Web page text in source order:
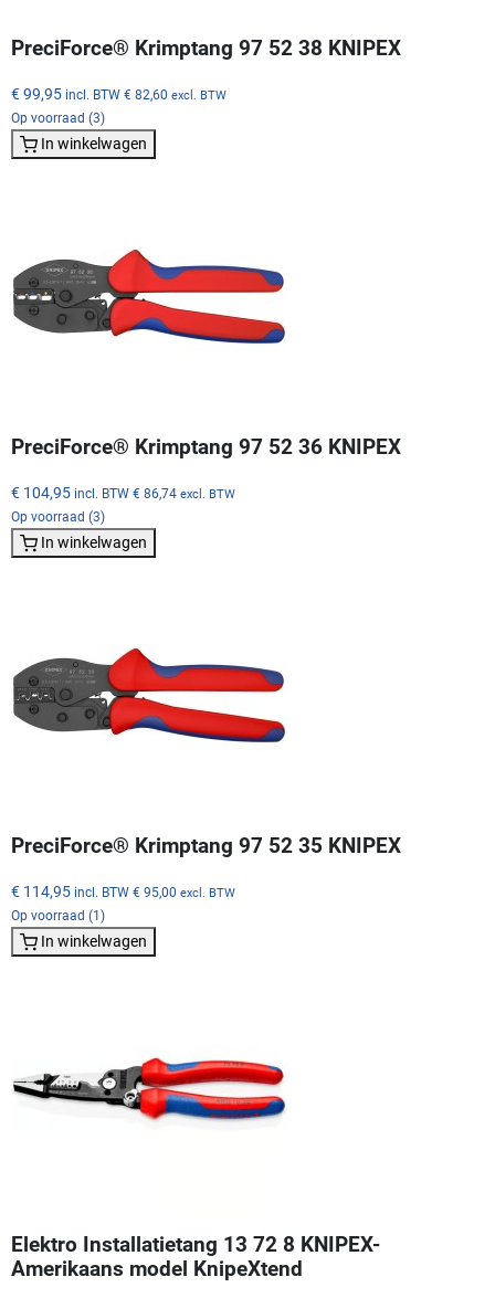
PreciForce® Krimptang 97 52 38 KNIPEX
€ 99,95 incl. BTW € 82,60 excl. BTW
Op voorraad (3)
In winkelwagen
PreciForce® Krimptang 97 52 36 KNIPEX
€ 104,95 incl. BTW € 86,74 excl. BTW
Op voorraad (3)
In winkelwagen
PreciForce® Krimptang 97 52 35 KNIPEX
€ 114,95 incl. BTW € 95,00 excl. BTW
Op voorraad (1)
In winkelwagen
Elektro Installatietang 13 72 8 KNIPEX-
Amerikaans model KnipeXtend